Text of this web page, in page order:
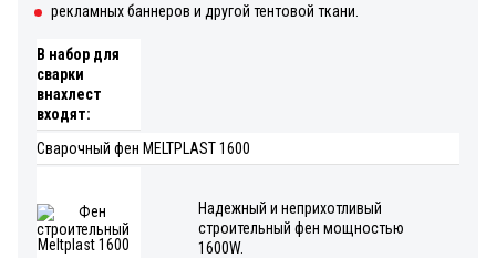
рекламных баннеров и другой тентовой ткани.
В набор для
сварки
внахлест
входят:
Сварочный фен MELTPLAST 1600
Надежный и неприхотливый
строительный фен мощностью
1600W.